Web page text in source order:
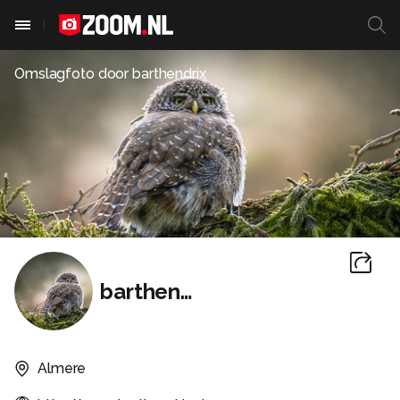
Omslagfoto doorbarthendrix
barthendrix
Almere